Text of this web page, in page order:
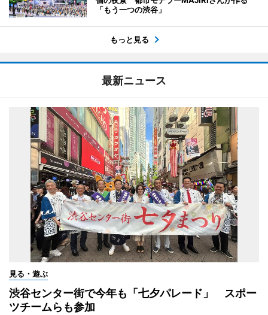
「もう一つの渋谷」
もっと見る
最新ニュース
見る・遊ぶ
渋谷センター街で今年も「七夕パレード」 スポー
ツチームらも参加